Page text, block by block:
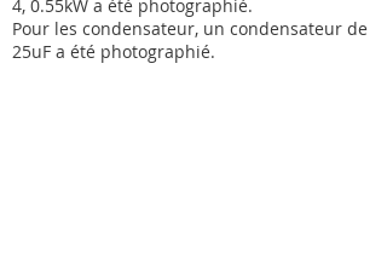
4, 0.55kW a été photographié.
Pour les condensateur, un condensateur de
25uF a été photographié.